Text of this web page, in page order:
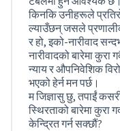
किनकि उनीहरूले
ल्याउँछन् जसले
र हो, इको-नारीवाद
नारीवादको बारेमा कुरा
न्याय र औपनिवेशिक
भएको हेर्न मन पर्छ।
म जिज्ञासु छु, तपाईं
स्थिरताको बारेमा कुरा
केन्द्रित गर्न सक्छौं?